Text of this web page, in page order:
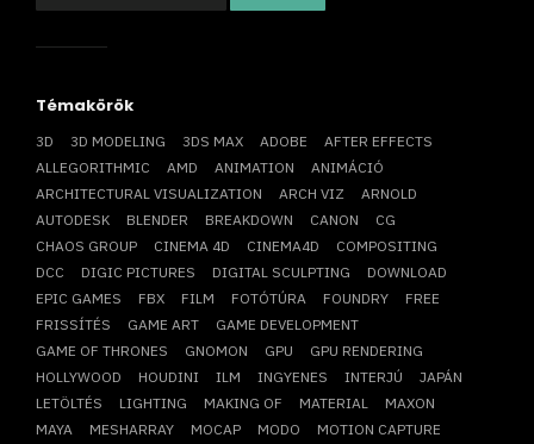
Témakörök
3D 3D MODELING 3DS MAX ADOBE
AFTER EFFECTS
ALLEGORITHMIC
AMD ANIMATION
ANIMÁCIÓ
ARCHITECTURAL VISUALIZATION
ARCH VIZ
ARNOLD
AUTODESK
BLENDER BREAKDOWN CANON
CG
CHAOS GROUP
CINEMA 4D CINEMA4D
COMPOSITING
DCC
DIGIC PICTURES DIGITAL SCULPTING
DOWNLOAD
EPIC GAMES
FBX FILM FOTÓTÚRA FOUNDRY
FREE
FRISSÍTÉS
GAME ART
GAME DEVELOPMENT
GAME OF THRONES
GNOMON GPU
GPU RENDERING
HOLLYWOOD
HOUDINI ILM INGYENES INTERJÚ
JAPÁN
LETÖLTÉS
LIGHTING MAKING OF MATERIAL
MAXON
MAYA
MESHARRAY MOCAP MODO
MOTION CAPTURE